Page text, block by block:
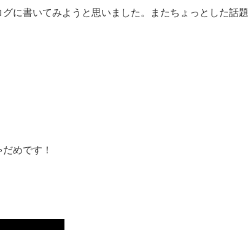
に書いてみようと思いました。またちょっとした話題
めです！